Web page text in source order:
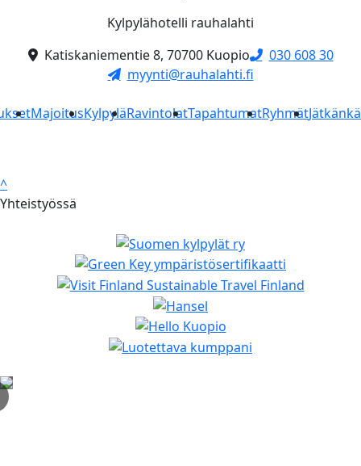
Kylpylähotelli rauhalahti
Katiskaniementie 8, 70700 Kuopio
030 608 30
myynti@rauhalahti.fi
MajoitusKylpyläRavintolatTapahtumatRyhmät
^
Yhteistyössä